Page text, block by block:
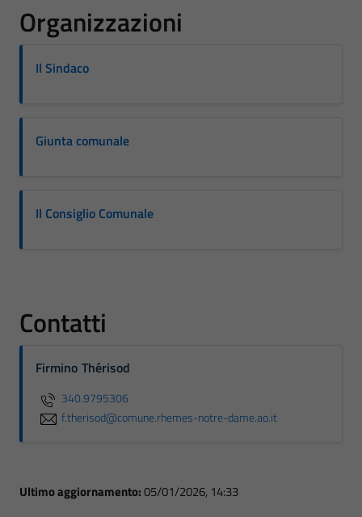
Organizzazioni
Il Sindaco
Giunta comunale
Il Consiglio Comunale
Contatti
Firmino Thérisod
340.9795306
f.therisod@comune.rhemes-notre-dame.ao.it
Ultimo aggiornamento:05/01/2026, 14:33